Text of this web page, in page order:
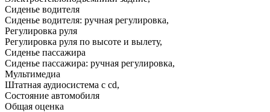
Сиденье водителя
Сиденье водителя: ручная регулировка,
Регулировка руля
Регулировка руля по высоте и вылету,
Сиденье пассажира
Сиденье пассажира: ручная регулировка,
Мультимедиа
Штатная аудиосистема с cd,
Состояние автомобиля
Общая оценка